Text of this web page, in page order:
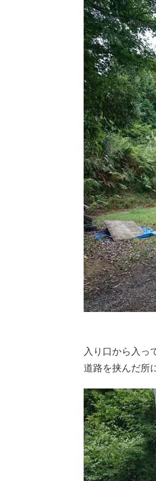
入り口から入っ
道路を挟んだ所